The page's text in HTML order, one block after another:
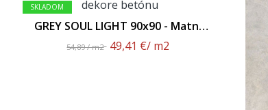
SKLADOM
GREY SOUL LIGHT 90x90 - Matný
Povrch
54,89 / m2 49,41 €/ m2